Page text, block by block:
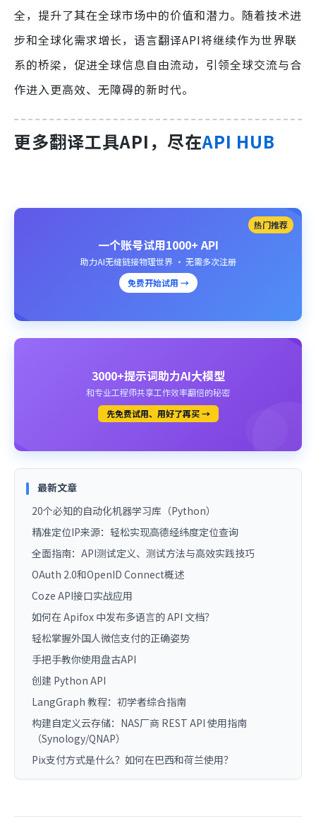
全，提升了其在全球市场中的价值和潜力。随着技术进
步和全球化需求增长，语言翻译API将继续作为世界联
系的桥梁，促进全球信息自由流动，引领全球交流与合
作进入更高效、无障碍的新时代。
更多翻译工具API，尽在API HUB
热门推荐
一个账号试用1000+ API
助力AI无缝链接物理世界 · 无需多次注册
免费开始试用 →
3000+提示词助力AI大模型
和专业工程师共享工作效率翻倍的秘密
先免费试用、用好了再买 →
最新文章
20个必知的自动化机器学习库（Python）
精准定位IP来源：轻松实现高德经纬度定位查询
全面指南：API测试定义、测试方法与高效实践技巧
OAuth 2.0和OpenID Connect概述
Coze API接口实战应用
如何在 Apifox 中发布多语言的 API 文档？
轻松掌握外国人微信支付的正确姿势
手把手教你使用盘古API
创建 Python API
LangGraph 教程：初学者综合指南
构建自定义云存储：NAS厂商 REST API 使用指南
（Synology/QNAP）
Pix支付方式是什么？如何在巴西和荷兰使用？